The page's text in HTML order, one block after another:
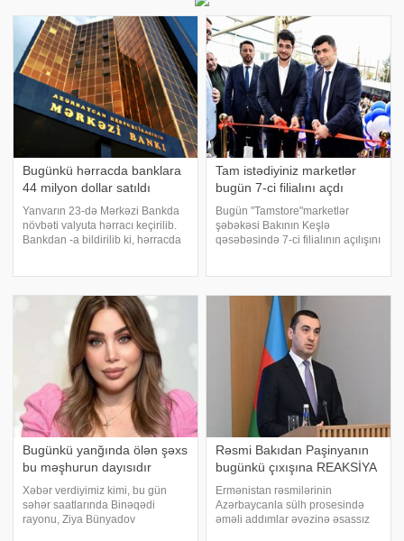
Bugünkü hərracda banklara
44 milyon dollar satıldı
Yanvarın 23-də Mərkəzi Bankda
növbəti valyuta hərracı keçirilib.
Bankdan -a bildirilib ki, hərracda
məzənnəsi 1,700 səviyyəsində
Tam istədiyiniz marketlər
bugün 7-ci filialını açdı
Bugün "Tamstore"marketlər
şəbəkəsi Bakının Keşlə
qəsəbəsində 7-ci filialının açılışını
Sumqayıt və Biləcərifiliallarının
Bugünkü yanğında ölən şəxs
bu məşhurun dayısıdır
Xəbər verdiyimiz kimi, bu gün
səhər saatlarında Binəqədi
rayonu, Ziya Bünyadov
Rəsmi Bakıdan Paşinyanın
bugünkü çıxışına REAKSİYA
Ermənistan rəsmilərinin
Azərbaycanla sülh prosesində
əməli addımlar əvəzinə əsassız